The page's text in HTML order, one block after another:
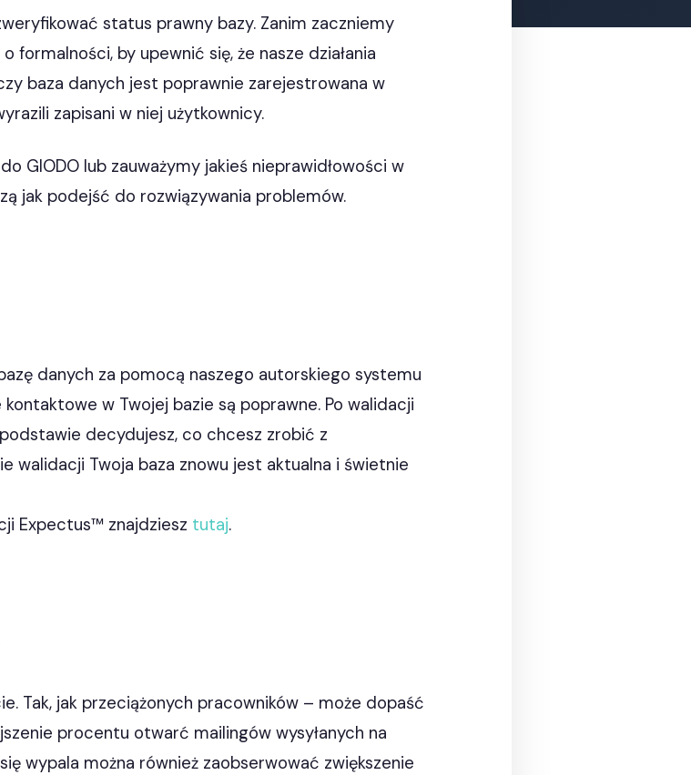
status prawny bazy. Zanim zaczniemy
by upewnić się, że nasze działania
baza danych jest poprawnie zarejestrowana w
zapisani w niej użytkownicy.
GIODO lub zauważymy jakieś nieprawidłowości w
jak podejść do rozwiązywania problemów.
danych za pomocą naszego autorskiego systemu
w Twojej bazie są poprawne. Po walidacji
decydujesz, co chcesz zrobić z
walidacji Twoja baza znowu jest aktualna i świetnie
Expectus™ znajdziesz tutaj.
Tak, jak przeciążonych pracowników – może dopaść
procentu otwarć mailingów wysyłanych na
wypala można również zaobserwować zwiększenie